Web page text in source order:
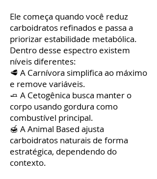
Ele começa quando você reduz
carboidratos refinados e passa a
priorizar estabilidade metabólica.
Dentro desse espectro existem
níveis diferentes:
🥩 A Carnívora simplifica ao máximo
e remove variáveis.
🧈 A Cetogênica busca manter o
corpo usando gordura como
combustível principal.
🍯 A Animal Based ajusta
carboidratos naturais de forma
estratégica, dependendo do
contexto.